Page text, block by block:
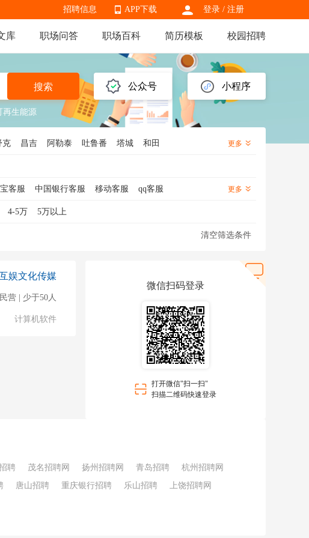
登录 / 注册
APP下载
APP下载
招聘信息
库 职场问答 职场百科 简历模板 校园招聘
公众号 小程序
搜索
再生能源
克 昌吉 阿勒泰 吐鲁番 塔城
和田
更多
客服 中国银行客服 移动客服
qq客服
游戏客服 售前客服
更多
4-5万 5万以上
清空筛选条件
娱文化传媒
民营 | 少于50人
计算机软件
微信扫码登录
打开微信"扫一扫"
扫描二维码快速登录
聘 茂名招聘网 扬州招聘网 青岛招聘
杭州招聘网
唐山招聘 重庆银行招聘 乐山招聘 上饶招聘网